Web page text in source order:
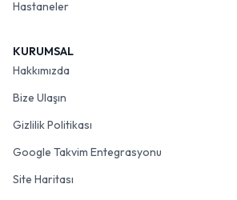
Hastaneler
KURUMSAL
Hakkımızda
Bize Ulaşın
Gizlilik Politikası
Google Takvim Entegrasyonu
Site Haritası